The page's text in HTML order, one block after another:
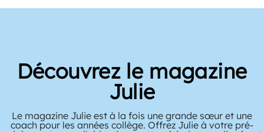
Découvrez le magazine
Julie
Le magazine Julie est à la fois une grande sœur et une
coach pour les années collège. Offrez Julie à votre pré-